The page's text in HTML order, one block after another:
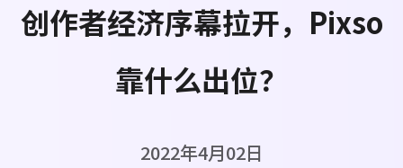
创作者经济序幕拉开，Pixso
靠什么出位？
2022年4月02日